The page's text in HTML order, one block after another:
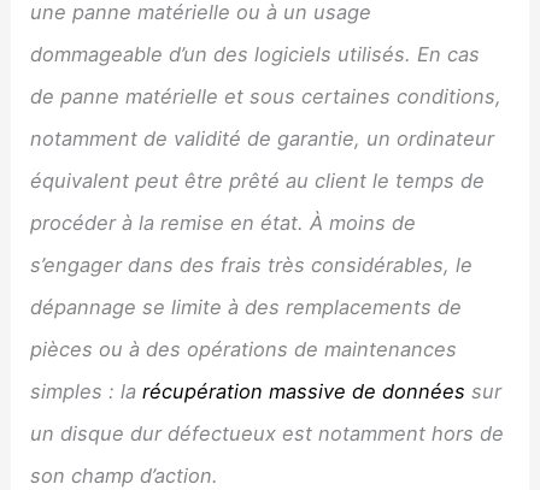
une panne matérielle ou à un usage
dommageable d’un des logiciels utilisés. En cas
de panne matérielle et sous certaines conditions,
notamment de validité de garantie, un ordinateur
équivalent peut être prêté au client le temps de
procéder à la remise en état. À moins de
s’engager dans des frais très considérables, le
dépannage se limite à des remplacements de
pièces ou à des opérations de maintenances
simples : larécupération massive de données sur
un disque dur défectueux est notamment hors de
son champ d’action.